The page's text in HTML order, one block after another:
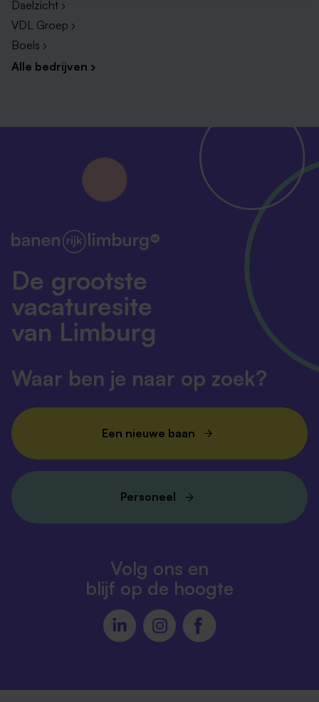
Daelzicht ›
VDL Groep ›
Boels ›
Alle bedrijven ›
De grootste
vacaturesite
van Limburg
Waar ben je naar op zoek?
Een nieuwe baan
Personeel
Volg ons en
blijf op de hoogte